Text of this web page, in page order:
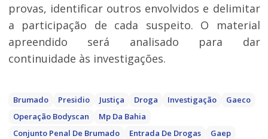
provas, identificar outros envolvidos e delimitar
a participação de cada suspeito. O material
apreendido será analisado para dar
continuidade às investigações.
Brumado Presidio Justiça Droga Investigação
Gaeco
Operação Bodyscan
Mp Da Bahia
Conjunto Penal De Brumado
Entrada De Drogas
Gaep